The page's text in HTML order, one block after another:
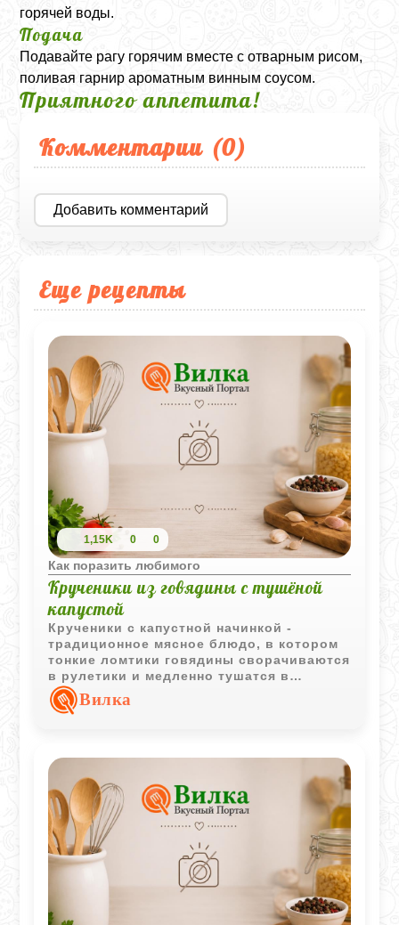
горячей воды.
Подача
Подавайте рагу горячим вместе с отварным рисом,
поливая гарнир ароматным винным соусом.
Приятного аппетита!
Комментарии (0)
Добавить комментарий
Еще рецепты
1,15K 0 0
Как поразить любимого
Крученики из говядины с тушёной
капустой
Крученики с капустной начинкой -
традиционное мясное блюдо, в котором
тонкие ломтики говядины сворачиваются
в рулетики и медленно тушатся в
бульоне. Благодаря такой технологии
мясо становится мягким и хорошо
Вилка